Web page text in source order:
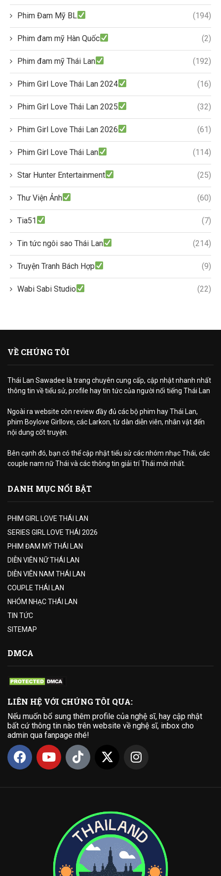
Phim Đam Mỹ BL (194)
Phim đam mỹ Hàn Quốc (2)
Phim đam mỹ Thái Lan (192)
Phim Girl Love Thái Lan 2024 (16)
Phim Girl Love Thái Lan 2025 (32)
Phim Girl Love Thái Lan 2026 (61)
Phim Girl Love Thái Lan (114)
Star Hunter Entertainment (25)
Thư Viện Ảnh (60)
Tia51 (7)
Tin tức ngôi sao Thái Lan (214)
Truyện Tranh Bách Hợp (9)
Wabi Sabi Studio (22)
VỀ CHÚNG TÔI
Thái Lan Sawadee là trang chuyên cung cấp, cập nhật nhanh nhất
thông tin về tiểu sử, profile hay tin tức của người nổi tiếng Thái Lan
Ngoài ra website còn review đầy đủ các bộ phim hay Thái Lan,
phim Boylove Girllove, các Larkon, từ dàn diễn viên, nhân vật đến
nội dung cốt truyện.
Bên cạnh đó, bạn có thể cập nhật tiểu sử các nhóm nhạc Thái, các
couple nam nữ Thái và các thông tin giải trí Thái mới nhất.
DANH MỤC NỔI BẬT
PHIM GIRL LOVE THÁI LAN
SERIES GIRL LOVE THÁI 2026
PHIM ĐAM MỸ THÁI LAN
DIỄN VIÊN NỮ THÁI LAN
DIỄN VIÊN NAM THÁI LAN
COUPLE THÁI LAN
NHÓM NHẠC THÁI LAN
TIN TỨC
SITEMAP
DMCA
LIÊN HỆ VỚI CHÚNG TÔI QUA:
Nếu muốn bổ sung thêm profile của nghệ sĩ, hay cập nhật
bất cứ thông tin nào trên website về nghệ sĩ, inbox cho
admin qua fanpage nhé!